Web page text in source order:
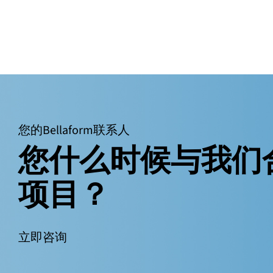
您的Bellaform联系人
您什么时候与我
项目？
立即咨询